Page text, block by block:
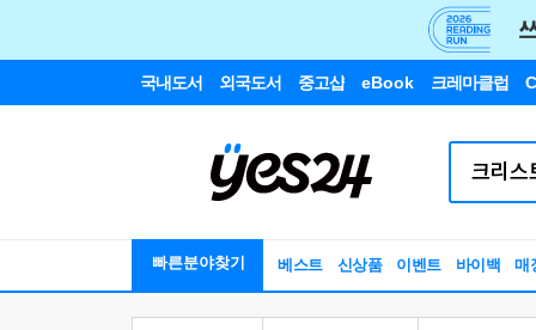
국내도서 외국도서 중고샵 eBook 크레마클럽
빠른분야찾기 베스트 신상품 이벤트 바이백 매